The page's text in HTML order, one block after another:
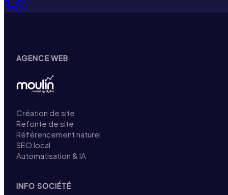
AGENCE WEB
Création de site
Refonte de site
Référencement naturel
SEO local
Automatisation & IA
INFO SOCIÉTÉ